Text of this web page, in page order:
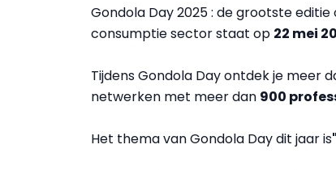
Gondola Day 2025 : de grootste
consumptie sector staat op 22 mei
Tijdens Gondola Day ontdek je meer
netwerken met meer dan 900
Het thema van Gondola Day dit jaar is